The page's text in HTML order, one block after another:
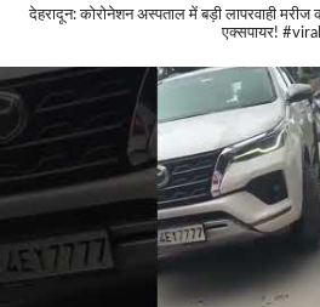
देहरादून: कोरोनेशन अस्पताल में बड़ी लापरवाही
एक्सपायर! #viral